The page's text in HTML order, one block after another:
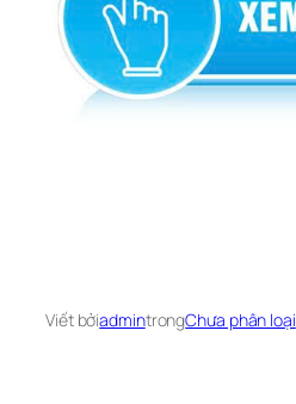
Viết bởiadmintrongChưa phân loại